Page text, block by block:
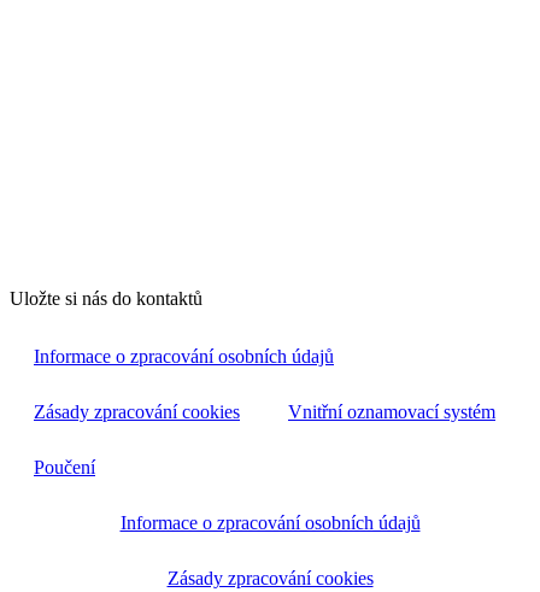
Uložte si nás do kontaktů
Informace o zpracování osobních údajů
Zásady zpracování cookies Vnitřní oznamovací systém
Poučení
Informace o zpracování osobních údajů
Zásady zpracování cookies